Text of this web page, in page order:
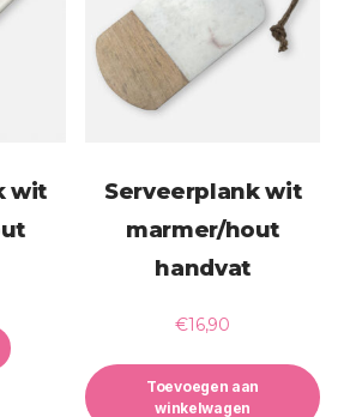
wit
Serveerplank wit
marmer/hout
handvat
€16,90
Toevoegen aan
winkelwagen